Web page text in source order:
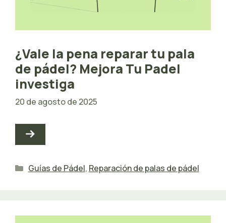
¿Vale la pena reparar tu pala
de pádel? Mejora Tu Padel
investiga
20 de agosto de 2025
Categorías
Guías de Pádel, Reparación de palas de pádel